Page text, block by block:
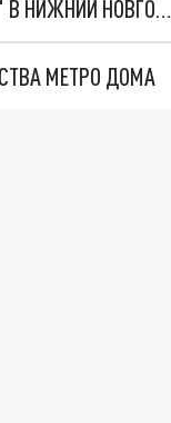
100 ШКОЛЬНИКОВ ИЗ ДНР И ЛНР ПРИЕДУТ НА "УНИВЕРСИТЕТСКИЕ СМЕНЫ" В НИЖНИЙ НОВГОРОД
МЕТРО ДОМА